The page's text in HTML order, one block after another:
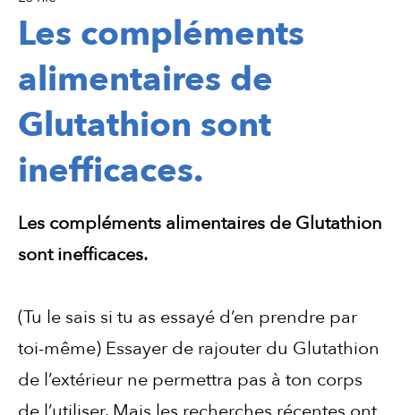
Les compléments
alimentaires de
Glutathion sont
inefficaces.
Les compléments alimentaires de Glutathion
sont inefficaces.
(Tu le sais si tu as essayé d’en prendre par
toi-même) Essayer de rajouter du Glutathion
de l’extérieur ne permettra pas à ton corps